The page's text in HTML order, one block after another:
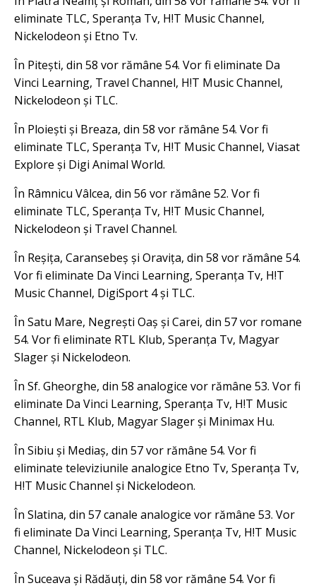
eliminate TLC, Speranța Tv, H!T Music Channel,
Nickelodeon și Etno Tv.
În Pitești, din 58 vor rămâne 54. Vor fi eliminate Da
Vinci Learning, Travel Channel, H!T Music Channel,
Nickelodeon și TLC.
În Ploiești și Breaza, din 58 vor rămâne 54. Vor fi
eliminate TLC, Speranța Tv, H!T Music Channel, Viasat
Explore și Digi Animal World.
În Râmnicu Vâlcea, din 56 vor rămâne 52. Vor fi
eliminate TLC, Speranța Tv, H!T Music Channel,
Nickelodeon și Travel Channel.
În Reșița, Caransebeș și Oravița, din 58 vor rămâne 54.
Vor fi eliminate Da Vinci Learning, Speranța Tv, H!T
Music Channel, DigiSport 4 și TLC.
În Satu Mare, Negrești Oaș și Carei, din 57 vor romane
54. Vor fi eliminate RTL Klub, Speranța Tv, Magyar
Slager și Nickelodeon.
În Sf. Gheorghe, din 58 analogice vor rămâne 53. Vor fi
eliminate Da Vinci Learning, Speranța Tv, H!T Music
Channel, RTL Klub, Magyar Slager și Minimax Hu.
În Sibiu și Mediaș, din 57 vor rămâne 54. Vor fi
eliminate televiziunile analogice Etno Tv, Speranța Tv,
H!T Music Channel și Nickelodeon.
În Slatina, din 57 canale analogice vor rămâne 53. Vor
fi eliminate Da Vinci Learning, Speranța Tv, H!T Music
Channel, Nickelodeon și TLC.
În Suceava și Rădăuți, din 58 vor rămâne 54. Vor fi